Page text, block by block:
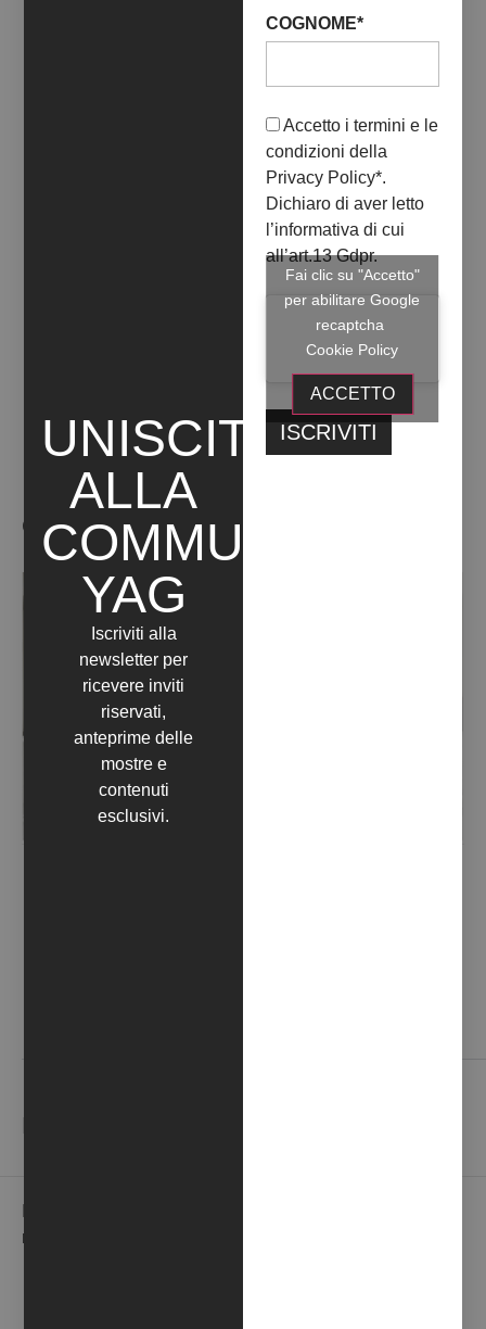
30 Novembre 2019
YOUNG AFRICAN ART
OPERE ARTISTA
novità della galleria.
UNISCITI
ALLA
COMMUNITY
YAG
Iscriviti alla
newsletter per
ricevere inviti
riservati,
anteprime delle
mostre e
contenuti
esclusivi.
COGNOME*
Accetto i termini e le
condizioni della
Privacy Policy*.
Dichiaro di aver letto
l’informativa di cui
all’art.13 Gdpr.
Fai clic su "Accetto"
per abilitare Google
recaptcha
Cookie Policy
ACCETTO